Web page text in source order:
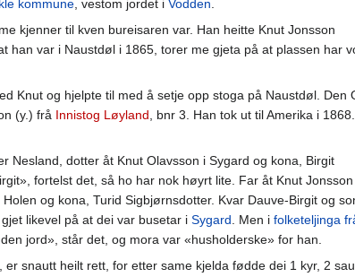
kommune, vestom jordet i Vodden.
kjenner til kven bureisaren var. Han heitte Knut Jonsson
han var i Naustdøl i 1865, torer me gjeta på at plassen har
Knut og hjelpte til med å setje opp stoga på Naustdøl. Den
(y.) frå Innistog Løyland, bnr 3. Han tok ut til Amerika i 1868.
Nesland, dotter åt Knut Olavsson i Sygard og kona, Birgit
fortelst det, så ho har nok høyrt lite. Far åt Knut
og kona, Turid Sigbjørnsdotter. Kvar Dauve-Birgit og
likevel på at dei var busetar i Sygard. Men i folketeljinga
jord», står det, og mora var «husholderske» for han.
snautt heilt rett, for etter same kjelda fødde dei 1 kyr, 2